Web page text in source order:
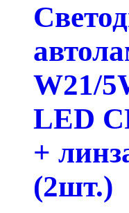
W21/
LED
+
(2шт.)